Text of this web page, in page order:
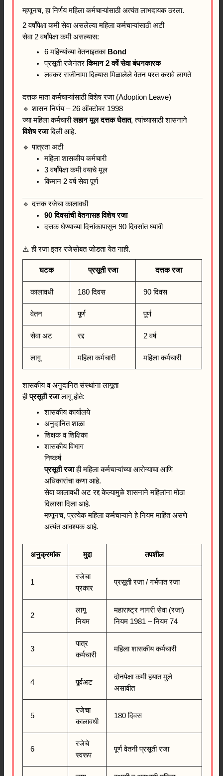
म्हणूनच, हा निर्णय महिला कर्मचाऱ्यांसाठी अत्यंत लाभदायक ठरला.
2 वर्षांपेक्षा कमी सेवा असलेल्या महिला कर्मचाऱ्यांसाठी अटी
सेवा 2 वर्षांपेक्षा कमी असल्यास:
6 महिन्यांच्या वेतनाइतका Bond
प्रसूती रजेनंतरकिमान 2 वर्षे सेवा बंधनकारक
लवकर राजीनामा दिल्यास मिळालेले वेतन परत करावे लागते
दत्तक माता कर्मचाऱ्यांसाठी विशेष रजा (Adoption Leave)
🔹 शासन निर्णय – 26 ऑक्टोबर 1998
ज्या महिला कर्मचारीलहान मूल दत्तक घेतात, त्यांच्यासाठी शासनाने
विशेष रजादिली आहे.
🔹 पात्रता अटी
महिला शासकीय कर्मचारी
3 वर्षांपेक्षा कमी वयाचे मूल
किमान 2 वर्ष सेवा पूर्ण
🔹 दत्तक रजेचा कालावधी
90 दिवसांची वेतनासह विशेष रजा
दत्तक घेण्याच्या दिनांकापासून 90 दिवसांत घ्यावी
⚠️ ही रजा इतर रजेसोबत जोडता येत नाही.
घटक प्रसूती रजा दत्तक रजा
कालावधी 180 दिवस 90 दिवस
वेतन पूर्ण पूर्ण
सेवा अट रद्द 2 वर्ष
लागू महिला कर्मचारी महिला कर्मचारी
शासकीय व अनुदानित संस्थांना लागूता
हीप्रसूती रजालागू होते:
शासकीय कार्यालये
अनुदानित शाळा
शिक्षक व शिक्षिका
शासकीय विभाग
निष्कर्ष
प्रसूती रजाही महिला कर्मचाऱ्यांच्या आरोग्याचा आणि
अधिकारांचा कणा आहे.
सेवा कालावधी अट रद्द केल्यामुळे शासनाने महिलांना मोठा
दिलासा दिला आहे.
म्हणूनच, प्रत्येक महिला कर्मचाऱ्याने हे नियम माहित असणे
अत्यंत आवश्यक आहे.
अनुक्रमांक मुद्दा तपशील
1
रजेचा
प्रकार
प्रसूती रजा / गर्भपात रजा
2
लागू
नियम
महाराष्ट्र नागरी सेवा (रजा)
नियम 1981 – नियम 74
3
पात्र
कर्मचारी
महिला शासकीय कर्मचारी
4 पूर्वअट
दोनपेक्षा कमी हयात मुले
असावीत
5
रजेचा
कालावधी
180 दिवस
6
रजेचे
स्वरूप
पूर्ण वेतनी प्रसूती रजा